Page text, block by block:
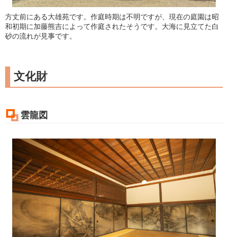
方丈前にある大雄苑です。作庭時期は不明ですが、現在の庭園は昭
和初期に加藤熊吉によって作庭されたそうです。大海に見立てた白
砂の流れが見事です。
文化財
雲龍図